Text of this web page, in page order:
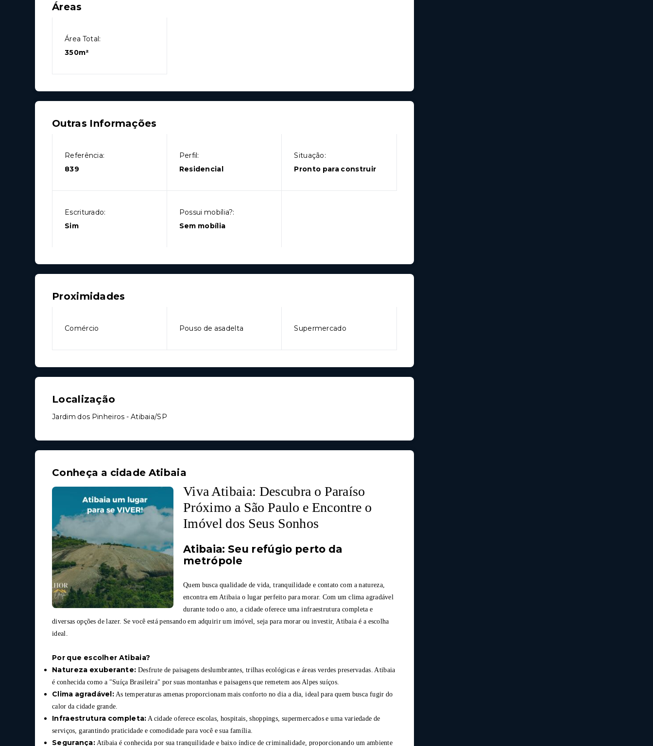
Áreas
Área Total:
350m²
Outras Informações
Referência:
839
Perfil:
Residencial
Situação:
Pronto para construir
Escriturado:
Sim
Possui mobília?:
Sem mobília
Proximidades
Comércio Pouso de asadelta Supermercado
Localização
Jardim dos Pinheiros - Atibaia/SP
Conheça a cidade Atibaia
Viva Atibaia: Descubra o Paraíso
Próximo a São Paulo e Encontre o
Imóvel dos Seus Sonhos
Atibaia: Seu refúgio perto da
metrópole
Quem busca qualidade de vida, tranquilidade e contato com a natureza,
encontra em Atibaia o lugar perfeito para morar. Com um clima agradável
durante todo o ano, a cidade oferece uma infraestrutura completa e
diversas opções de lazer. Se você está pensando em adquirir um imóvel, seja para morar ou investir, Atibaia é a escolha
ideal.
Por que escolher Atibaia?
Natureza exuberante: Desfrute de paisagens deslumbrantes, trilhas ecológicas e áreas verdes preservadas. Atibaia
é conhecida como a "Suíça Brasileira" por suas montanhas e paisagens que remetem aos Alpes suíços.
Clima agradável: As temperaturas amenas proporcionam mais conforto no dia a dia, ideal para quem busca fugir do
calor da cidade grande.
Infraestrutura completa: A cidade oferece escolas, hospitais, shoppings, supermercados e uma variedade de
serviços, garantindo praticidade e comodidade para você e sua família.
Segurança: Atibaia é conhecida por sua tranquilidade e baixo índice de criminalidade, proporcionando um ambiente